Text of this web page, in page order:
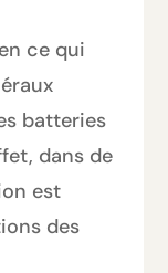
ce qui
batteries
dans de
est
des